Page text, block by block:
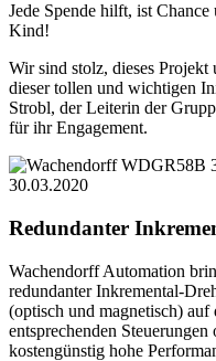
Jede Spende hilft, ist
Kind!
Wir sind stolz, dieses Projekt
dieser tollen und wichtigen
Strobl, der Leiterin der
für ihr Engagement.
30.03.2020
Redundanter
Wachendorff Automation
redundanter Inkremental-
(optisch und magnetisch)
entsprechenden
kostengünstig hohe